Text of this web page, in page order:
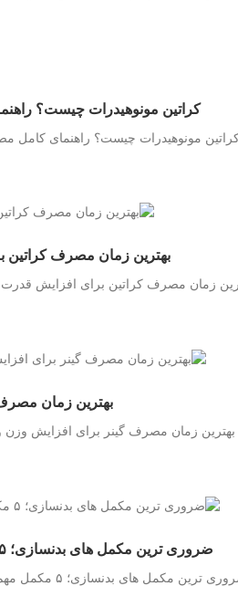
کراتین مونوهیدرات چیست؟ راهنمای
مونوهیدرات چیست؟ راهنمای کامل مصرف، فواید خرید
بهترین زمان مصرف
زمان مصرف کراتین برای افزایش
بهترین زمان
بهترین زمان مصرف گینر برای افزایش وزن
ضروری ترین مکمل های بدنسازی؛ ۵ مکمل مهم برای افزایش حجم، قدرت و ریکاوری عضلات
ترین مکمل های بدنسازی؛ ۵ مکمل مهم برای افزایش حجم، قدرت و ریکاوری عضلات اگر به‌تازگی وارد دنی...